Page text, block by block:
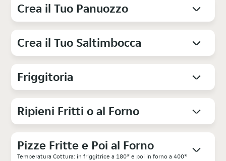
Crea il Tuo Panuozzo
Crea il Tuo Saltimbocca
Friggitoria
Ripieni Fritti o al Forno
Pizze Fritte e Poi al Forno
Temperatura Cottura: in friggitrice a 180* e poi in forno a 400*